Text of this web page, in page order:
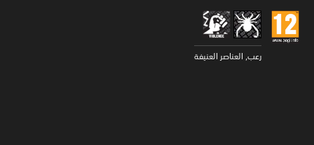
رعب, العناصر العنيفة